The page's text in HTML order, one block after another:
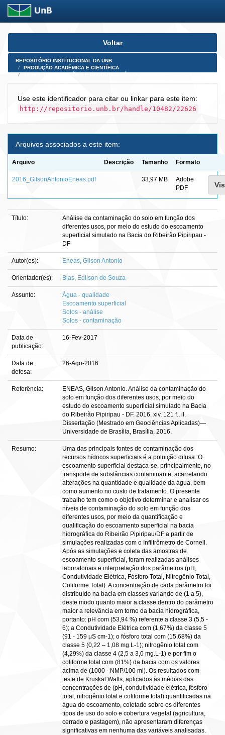
Skip
Voltar
REPOSITÓRIO INSTITUCIONAL DA UNB
PRODUÇÃO ACADÊMICA E CIENTÍFICA
Use este identificador para citar ou linkar para este item:
http://repositorio.unb.br/handle/10482/22626
Arquivos associados a este item:
Arquivo Descrição Tamanho Formato
2016_GilsonAntonioEneas.pdf 33,97 MB
Adobe
PDF
Título:
Análise da contaminação do solo em função dos
diferentes usos, por meio do estudo do escoamento
superficial simulado na Bacia do Ribeirão Pipiripau -
DF
Autor(es): Eneas, Gilson Antonio
Orientador(es): Bias, Edilson de Souza
Assunto:
Água - qualidade
Escoamento superficial
Solos - análise
Solos - contaminação
Data de
publicação:
16-Fev-2017
Data de
defesa:
26-Ago-2016
Referência:
ENEAS, Gilson Antonio. Análise da contaminação do
solo em função dos diferentes usos, por meio do
estudo do escoamento superficial simulado na Bacia
do Ribeirão Pipiripau - DF. 2016. xiv, 121 f., il.
Dissertação (Mestrado em Geociências Aplicadas)—
Universidade de Brasília, Brasília, 2016.
Resumo:
Uma das principais fontes de contaminação dos
recursos hídricos superficiais é a poluição difusa. O
escoamento superficial destaca-se, principalmente, no
transporte de substâncias contaminante, acarretando
alterações na quantidade e qualidade da água, bem
como aumento no custo de tratamento. O presente
trabalho tem como o objetivo determinar e analisar os
níveis de contaminação do solo em função dos
diferentes usos, por meio da quantificação e
qualificação do escoamento superficial na bacia
hidrográfica do Ribeirão Pipiripau/DF a partir de
simulações realizadas com o Infiltrômetro de Cornell.
Após as simulações e coleta das amostras de
escoamento superficial, foram realizadas análises
laboratoriais e interpretação dos parâmetros (pH,
Condutividade Elétrica, Fósforo Total, Nitrogênio Total,
Coliforme Total). A concentração de cada parâmetro foi
distribuído na bacia em classes variando de (1 a 5),
deste modo quanto maior a classe dentro do parâmetro
maior a relevância em torno da bacia hidrográfica,
portanto: pH com (53,94 %) referente a classe 3 (5,5 -
6); a Condutividade Elétrica com (1,67%) da classe 5
(91 - 159 μS cm-1); o fósforo total com (15,68%) da
classe 5 (0,22 – 1,08 mg.L-1); nitrogênio total com
(4,29%) da classe 4 (2,5 a 3,0 mg.L-1) e por fim o
coliforme total com (81%) da bacia com os valores
acima de (1000 - NMP/100 ml). Os resultados com
teste de Kruskal Walls, aplicados às médias das
concentrações de (pH, condutividade elétrica, fósforo
total, nitrogênio total e coliforme total) quantificadas na
água do escoamento, coletado sobre os diferentes
tipos de uso do solo e cobertura vegetal (agricultura,
cerrado e pastagem), não apresentaram diferenças
significativas em nenhuma das variáveis analisadas.